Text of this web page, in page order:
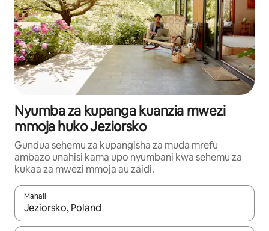
Nyumba za kupanga kuanzia mwezi
mmoja huko Jeziorsko
Gundua sehemu za kupangisha za muda mrefu
ambazo unahisi kama upo nyumbani kwa sehemu za
kukaa za mwezi mmoja au zaidi.
Mahali
Wakati matokeo yanapatikana, vinjari kwa kutumia vitufe vya